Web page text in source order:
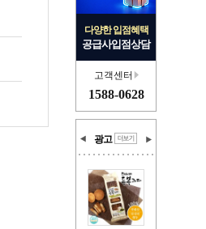
다양한 입점혜택
공급사입점상담
고객센터
1588-0628
광고